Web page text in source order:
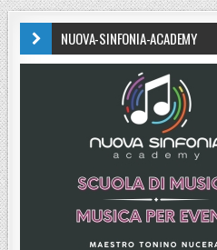
NUOVA-SINFONIA-ACADEMY